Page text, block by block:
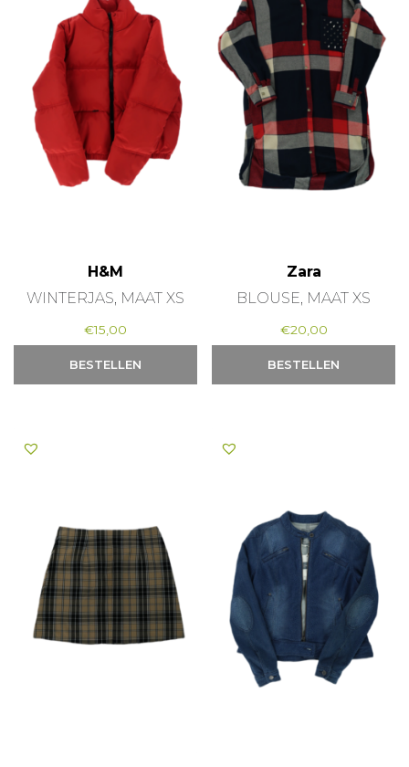
H&M
WINTERJAS, MAAT XS
€15,00
BESTELLEN
Zara
BLOUSE, MAAT XS
€20,00
BESTELLEN